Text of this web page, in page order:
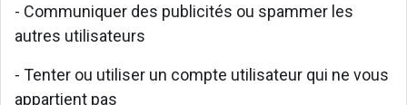
- Communiquer des publicités ou spammer les
autres utilisateurs
- Tenter ou utiliser un compte utilisateur qui ne vous
appartient pas